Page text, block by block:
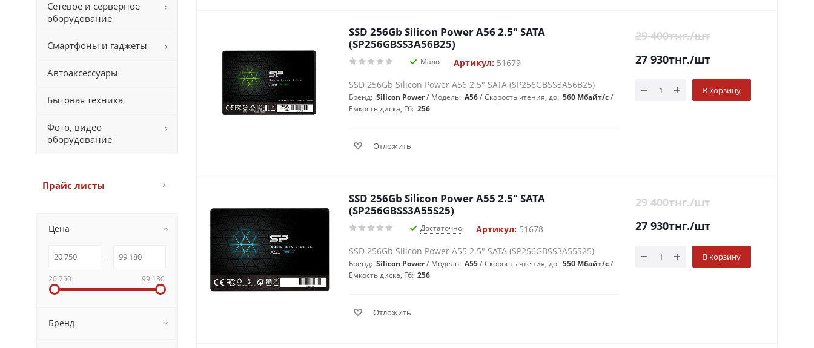
SSD 256Gb Silicon Power A56 2.5" SATA
(SP256GBSS3A56B25)
Мало Артикул: 51679
SSD 256Gb Silicon Power A56 2.5" SATA (SP256GBSS3A56B25)
Бренд: Silicon Power Модель: A56 Скорость чтения, до: 560 Мбайт/с
Емкость диска, Гб: 256
Отложить
29 400тнг./шт
27 930тнг./шт
В корзину
SSD 256Gb Silicon Power A55 2.5" SATA
(SP256GBSS3A55S25)
Достаточно Артикул: 51678
SSD 256Gb Silicon Power A55 2.5" SATA (SP256GBSS3A55S25)
Бренд: Silicon Power Модель: A55 Скорость чтения, до: 550 Мбайт/c
Емкость диска, Гб: 256
Отложить
29 400тнг./шт
27 930тнг./шт
В корзину
Сетевое и серверное
оборудование
Смартфоны и гаджеты
Автоаксессуары
Бытовая техника
Фото, видео
оборудование
Прайс листы
Цена
20 750 99 180
Бренд